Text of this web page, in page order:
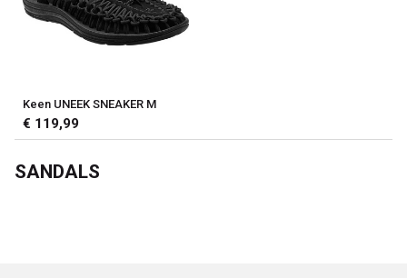
Keen UNEEK SNEAKER M
€ 119,99
SANDALS